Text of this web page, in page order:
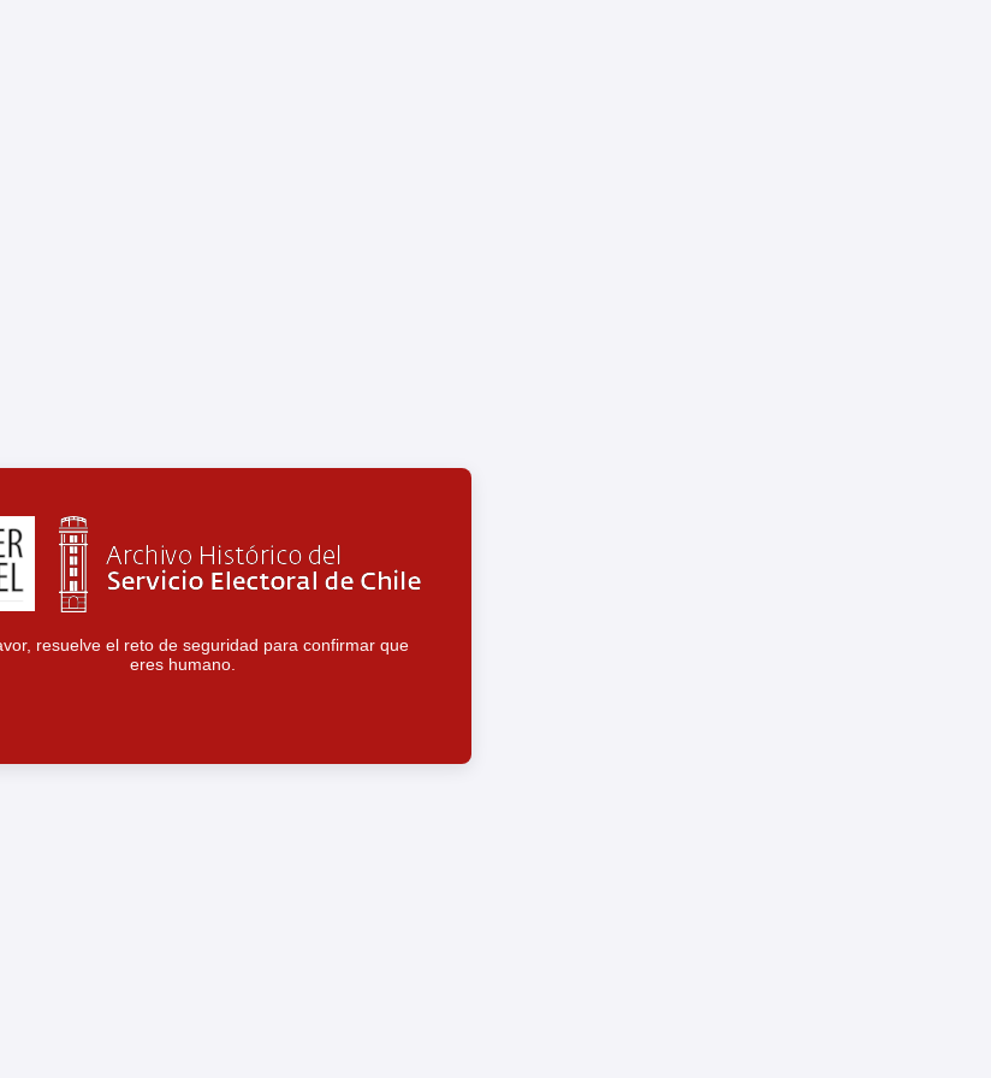
resuelve el reto de seguridad para confirmar que
eres humano.